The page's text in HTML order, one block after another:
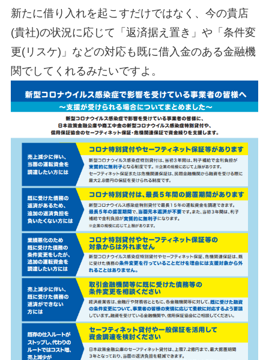
新たに借り入れを起こすだけではなく、今の貴店
(貴社)の状況に応じて「返済据え置き」や「条件変
更(リスケ)」などの対応も既に借入金のある金融機
関でしてくれるみたいですよ。